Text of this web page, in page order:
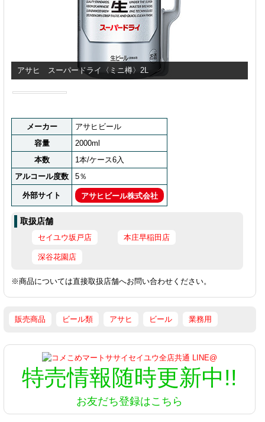
アサヒ スーパードライ〈ミニ樽〉2L
メーカー
アサヒビール
容量
2000ml
本数
1本/ケース6入
アルコール度数
5％
外部サイト アサヒビール株式会社
取扱店舗
セイユウ坂戸店 本庄早稲田店
深谷花園店
※商品については直接取扱店舗へお問い合わせください。
販売商品 ビール類 アサヒ ビール 業務用
特売情報随時更新中!!
お友だち登録はこちら